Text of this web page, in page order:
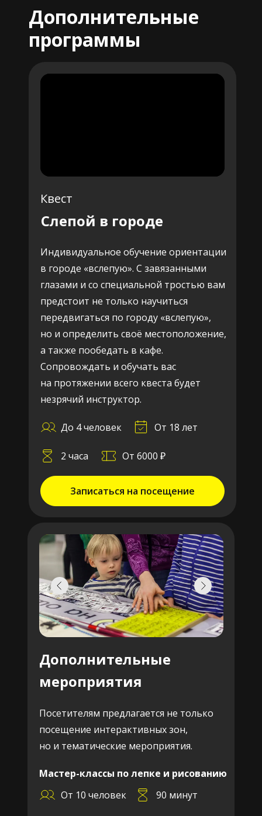
Дополнительные
программы
Квест
Слепой в городе
Индивидуальное обучение ориентации
в городе «вслепую». С завязанными
глазами и со специальной тростью вам
предстоит не только научиться
передвигаться по городу «вслепую»,
но и определить своё местоположение,
а также пообедать в кафе.
Сопровождать и обучать вас
на протяжении всего квеста будет
незрячий инструктор.
До 4 человек От 18 лет
2 часа От 6000 ₽
Дополнительные
мероприятия
Посетителям предлагается не только
посещение интерактивных зон,
но и тематические мероприятия.
Мастер-классы по лепке и рисованию
От 10 человек
90 минут
Записаться на посещение